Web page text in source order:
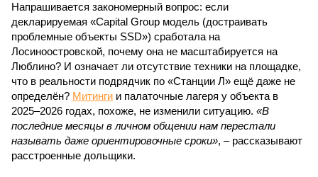
Напрашивается закономерный вопрос: если
декларируемая «Capital Group модель (достраивать
проблемные объекты SSD») сработала на
Лосиноостровской, почему она не масштабируется на
Люблино? И означает ли отсутствие техники на площадке,
что в реальности подрядчик по «Станции Л» ещё даже не
определён? Митинги и палаточные лагеря у объекта в
2025–2026 годах, похоже, не изменили ситуацию. «В
последние месяцы в личном общении нам перестали
называть даже ориентировочные сроки», – рассказывают
расстроенные дольщики.